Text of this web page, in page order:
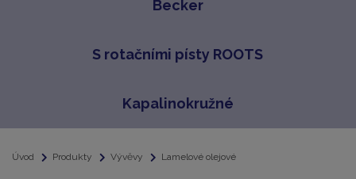
Becker
S rotačními písty ROOTS
Kapalinokružné
Úvod Produkty Vývěvy Lamelové olejové